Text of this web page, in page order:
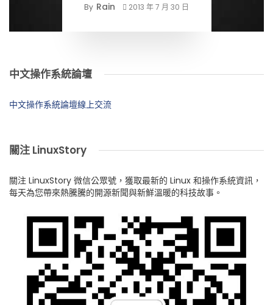
By Rain 2013 年 7 月 30 日
中文操作系統論壇
中文操作系統論壇線上交流
關注 LinuxStory
關注 LinuxStory 微信公眾號，獲取最新的 Linux 和操作系統資訊，
每天為您帶來熱騰騰的開源新聞與新鮮溫暖的科技故事。